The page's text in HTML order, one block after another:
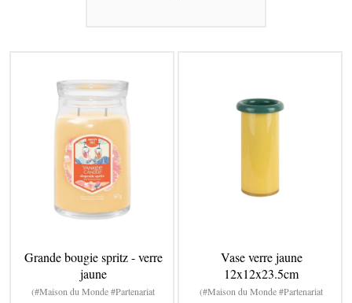
Grande bougie spritz - verre
jaune
(#Maison du Monde #Partenariat
Vase verre jaune
12x12x23.5cm
(#Maison du Monde #Partenariat